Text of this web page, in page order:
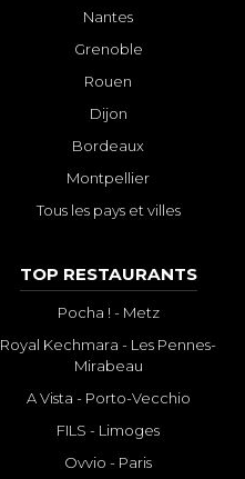
Nantes
Grenoble
Rouen
Dijon
Bordeaux
Montpellier
Tous les pays et villes
TOP RESTAURANTS
Pocha ! - Metz
Royal Kechmara - Les Pennes-
Mirabeau
A Vista - Porto-Vecchio
FILS - Limoges
Ovvio - Paris